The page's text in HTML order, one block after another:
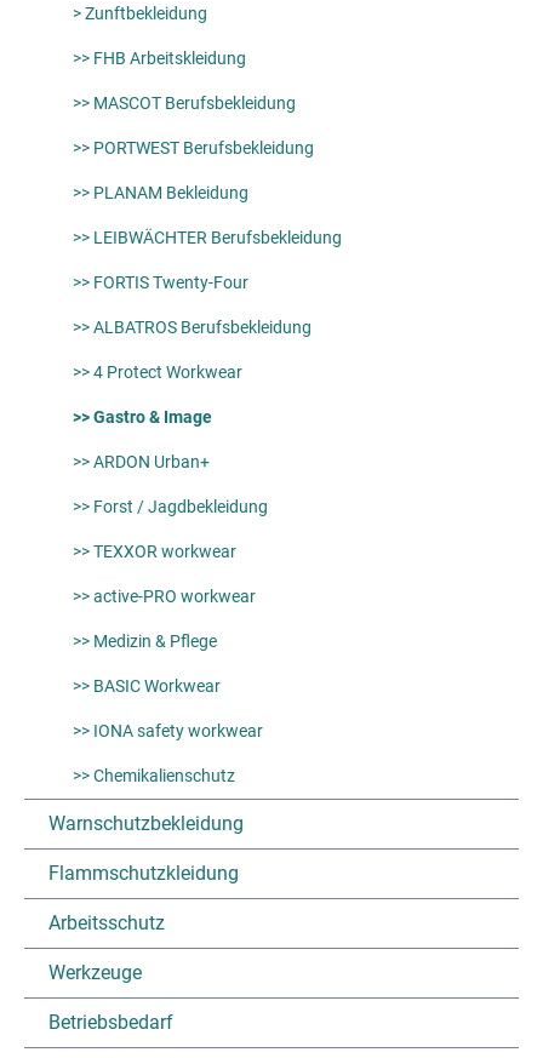
> Zunftbekleidung
>> FHB Arbeitskleidung
>> MASCOT Berufsbekleidung
>> PORTWEST Berufsbekleidung
>> PLANAM Bekleidung
>> LEIBWÄCHTER Berufsbekleidung
>> FORTIS Twenty-Four
>> ALBATROS Berufsbekleidung
>> 4 Protect Workwear
>> Gastro & Image
>> ARDON Urban+
>> Forst / Jagdbekleidung
>> TEXXOR workwear
>> active-PRO workwear
>> Medizin & Pflege
>> BASIC Workwear
>> IONA safety workwear
>> Chemikalienschutz
Warnschutzbekleidung
Flammschutzkleidung
Arbeitsschutz
Werkzeuge
Betriebsbedarf